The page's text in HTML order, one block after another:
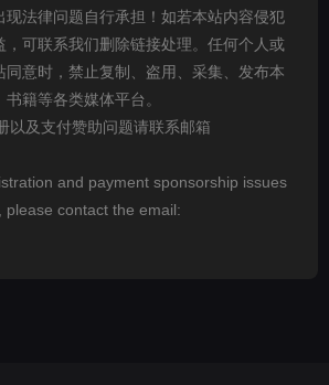
现法律问题自行承担！如若本站内容侵犯
，可联系我们删除链接处理。任何个人或
同意时，禁止复制、盗用、采集、发布本
籍等各类媒体平台。
以及支付赞助问题请联系邮箱
and payment sponsorship issues
contact the email: